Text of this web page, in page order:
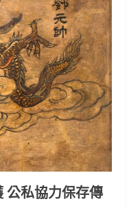
公私協力保存傳